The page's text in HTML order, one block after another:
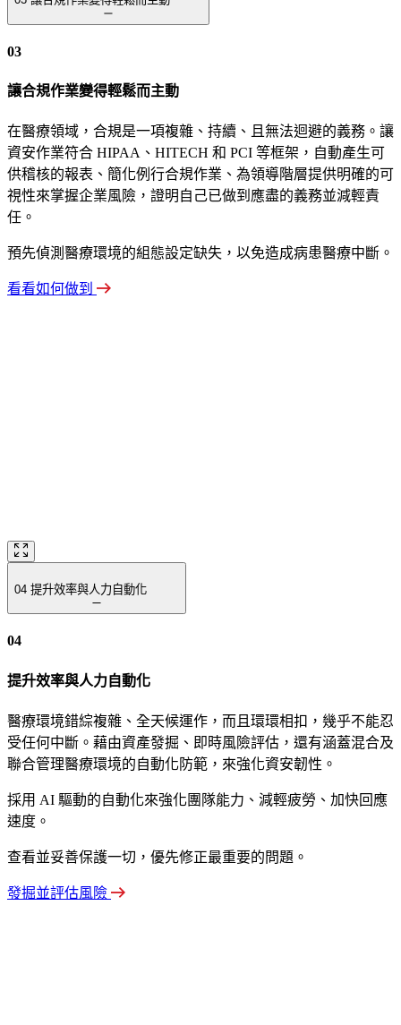
03
讓合規作業變得輕鬆而主動
在醫療領域，合規是一項複雜、持續、且無法迴避的義務。讓
資安作業符合 HIPAA、HITECH 和 PCI 等框架，自動產生可
供稽核的報表、簡化例行合規作業、為領導階層提供明確的可
視性來掌握企業風險，證明自己已做到應盡的義務並減輕責
任。
預先偵測醫療環境的組態設定缺失，以免造成病患醫療中斷。
看看如何做到
04 提升效率與人力自動化
04
提升效率與人力自動化
醫療環境錯綜複雜、全天候運作，而且環環相扣，幾乎不能忍
受任何中斷。藉由資產發掘、即時風險評估，還有涵蓋混合及
聯合管理醫療環境的自動化防範，來強化資安韌性。
採用 AI 驅動的自動化來強化團隊能力、減輕疲勞、加快回應
速度。
查看並妥善保護一切，優先修正最重要的問題。
發掘並評估風險